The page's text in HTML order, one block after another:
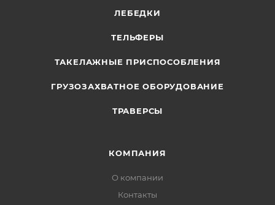
ЛЕБЕДКИ
ТЕЛЬФЕРЫ
ТАКЕЛАЖНЫЕ ПРИСПОСОБЛЕНИЯ
ГРУЗОЗАХВАТНОЕ ОБОРУДОВАНИЕ
ТРАВЕРСЫ
КОМПАНИЯ
О компании
Контакты